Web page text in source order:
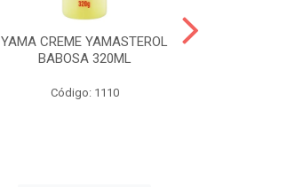
YAMA CREME YAMASTEROL
BABOSA 320ML
Código: 1110